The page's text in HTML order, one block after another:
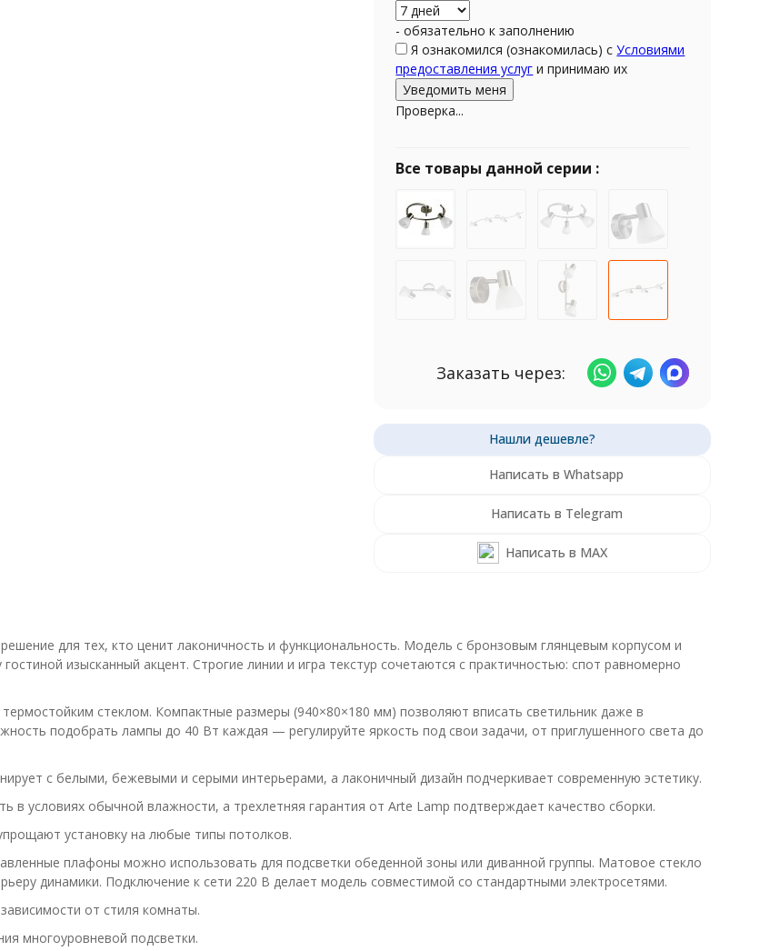
- обязательно к заполнению
Я ознакомился (ознакомилась) сУсловиями
предоставления услуг и принимаю их
Проверка...
Все товары данной серии :
Заказать через:
Написать в Whatsapp
Написать в Telegram
Написать в MAX
для тех, кто ценит лаконичность и функциональность. Модель с бронзовым глянцевым корпусом и
изысканный акцент. Строгие линии и игра текстур сочетаются с практичностью: спот равномерно
стеклом. Компактные размеры (940×80×180 мм) позволяют вписать светильник даже в
подобрать лампы до 40 Вт каждая — регулируйте яркость под свои задачи, от приглушенного света до
с белыми, бежевыми и серыми интерьерами, а лаконичный дизайн подчеркивает современную эстетику.
в условиях обычной влажности, а трехлетняя гарантия от Arte Lamp подтверждает качество сборки.
установку на любые типы потолков.
плафоны можно использовать для подсветки обеденной зоны или диванной группы. Матовое стекло
динамики. Подключение к сети 220 В делает модель совместимой со стандартными электросетями.
от стиля комнаты.
многоуровневой подсветки.